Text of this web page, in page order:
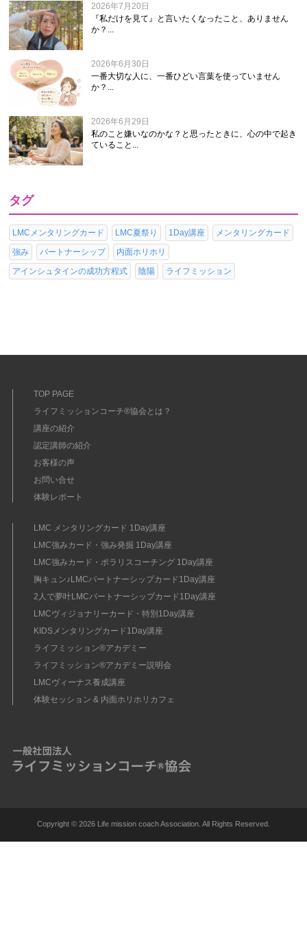
2026年7月20日
『私だけを見て』と言いたくなったこと、ありません
か？...
2026年6月30日
一番大切な人に、一番ひどい言葉を使っていません
か？...
2026年6月29日
私のこと嫌いなのかな？と思ったときに、心の中で起き
ていること...
タグ
LMCメンタリングカード LMC夏祭り 1Day講座
メンタリングカード
強み
パートナーシップ
内面ホリホリ
アインシュタインの成功方程式
陰陽 ライフミッション
TOP PAGE
ライフミッションコーチ®協会とは？
講座の紹介
認定講師の紹介
お客様の声
お問い合せ
体験レポート
LMC メンタリングカード 1Day講座
LMC強みカード・強み発掘 1Day講座
LMC強みカード・ポラリスコーチング 1Day講座
胸キュン♪LMCパートナーシップカード1Day講座
2人で夢叶LMCパートナーシップカード1Day講座
LMCヴィジョナリーカード・特別1Day講座
KIDSメンタリングカード1Day講座
ライフミッション®︎アカデミー
ライフミッション®︎アカデミー説明会
LMCヴィーナス養成講座
体験セッション & 内面ホリホリカフェ
Copyright © 2026 Life mission coach Association. All Rights Reserved.